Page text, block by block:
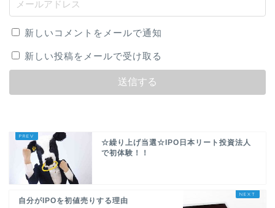
新しいコメントをメールで通知
新しい投稿をメールで受け取る
☆繰り上げ当選☆IPO日本リート投資法人
で初体験！！
自分がIPOを初値売りする理由